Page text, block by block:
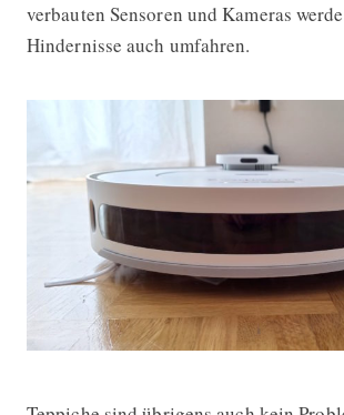
verbauten Sensoren und Kameras
Hindernisse auch umfahren.